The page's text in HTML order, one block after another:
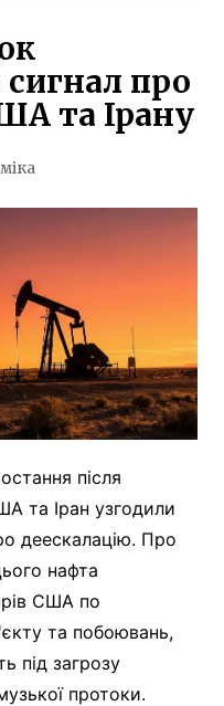
сигнал про
та Ірану
після
та Іран узгодили
деескалацію. Про
нафта
США по
та побоювань,
під загрозу
протоки.